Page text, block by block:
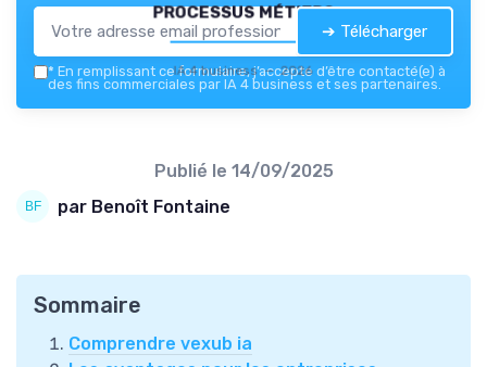
processus métiers
IA 4 business — 2026
➔ Télécharger
* En remplissant ce formulaire, j’accepte d’être contacté(e) à
des fins commerciales par IA 4 business et ses partenaires.
Publié le 14/09/2025
par Benoît Fontaine
Sommaire
Comprendre vexub ia